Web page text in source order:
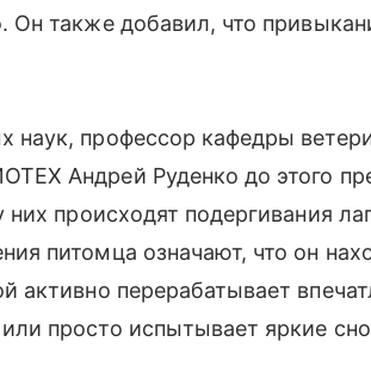
Он также добавил, что
наук, профессор кафедры
Андрей Руденко до этого
них происходят подергивания
питомца означают, что он
активно перерабатывает
просто испытывает яркие